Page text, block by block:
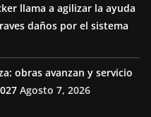
llama a agilizar la ayuda
daños por el sistema
obras avanzan y servicio
Agosto 7, 2026